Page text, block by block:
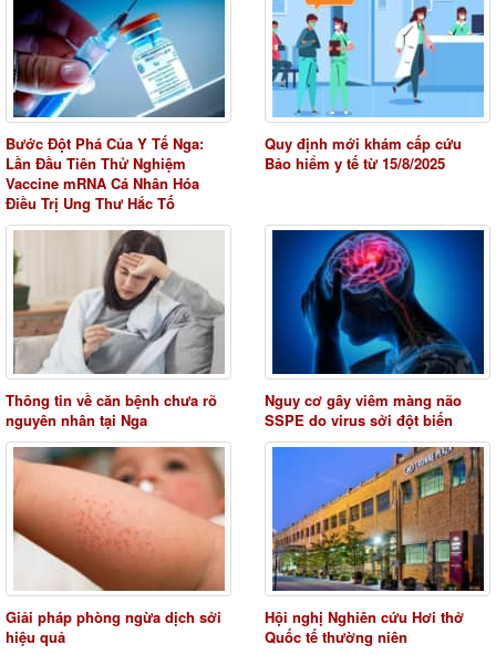
Bước Đột Phá Của Y Tế Nga:
Lần Đầu Tiên Thử Nghiệm
Vaccine mRNA Cá Nhân Hóa
Điều Trị Ung Thư Hắc Tố
Quy định mới khám cấp cứu
Bảo hiểm y tế từ 15/8/2025
Thông tin về căn bệnh chưa rõ
nguyên nhân tại Nga
Nguy cơ gây viêm màng não
SSPE do virus sởi đột biến
Giải pháp phòng ngừa dịch sởi
hiệu quả
Hội nghị Nghiên cứu Hơi thở
Quốc tế thường niên